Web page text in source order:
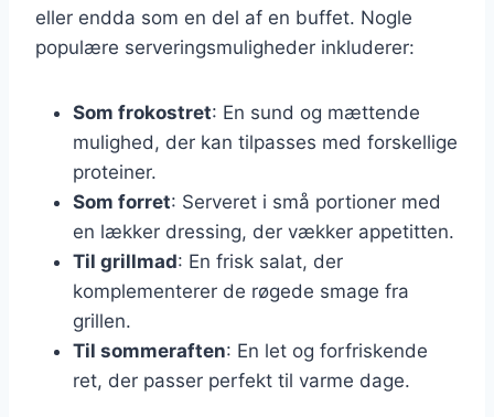
eller endda som en del af en buffet. Nogle
populære serveringsmuligheder inkluderer:
Som frokostret: En sund og mættende
mulighed, der kan tilpasses med forskellige
proteiner.
Som forret: Serveret i små portioner med
en lækker dressing, der vækker appetitten.
Til grillmad: En frisk salat, der
komplementerer de røgede smage fra
grillen.
Til sommeraften: En let og forfriskende
ret, der passer perfekt til varme dage.